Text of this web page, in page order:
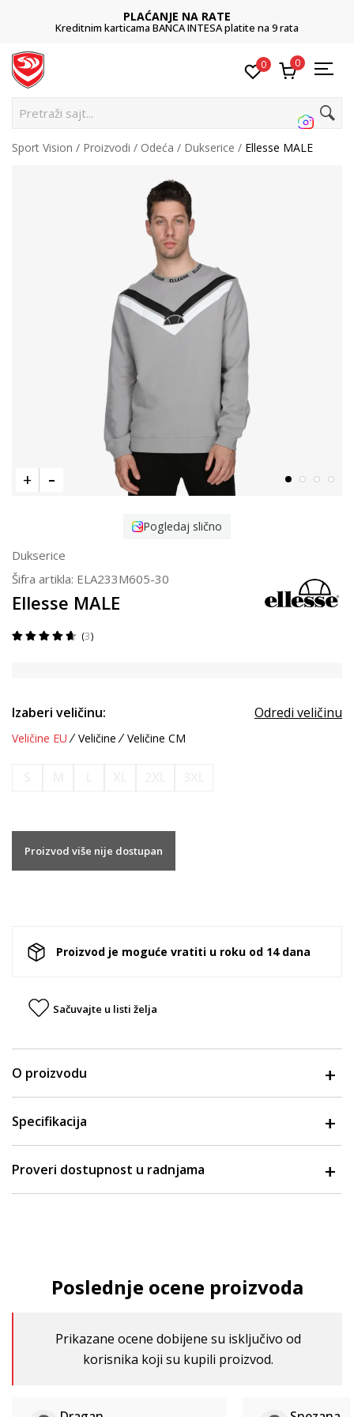
PLAĆANJE NA RATE
Kreditnim karticama BANCA INTESA platite na 9 rata
0 0
P
Sport Vision Proizvodi Odeća Dukserice Ellesse MALE
Pogledaj slično
Dukserice
Šifra artikla: ELA233M605-30
Ellesse MALE
3
Izaberi veličinu: Odredi veličinu
Veličine EU Veličine Veličine CM
Proizvod više nije dostupan
Proizvod je moguće vratiti u roku od 14 dana
Sačuvajte u listi želja
O proizvodu
Specifikacija
Proveri dostupnost u radnjama
Poslednje ocene proizvoda
Prikazane ocene dobijene su isključivo od
korisnika koji su kupili proizvod.